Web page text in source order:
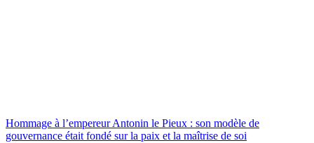
Hommage à l’empereur Antonin le Pieux : son modèle de
gouvernance était fondé sur la paix et la maîtrise de soi